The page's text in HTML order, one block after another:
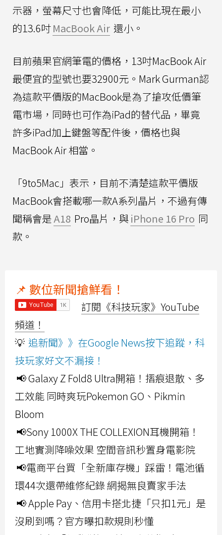
示器，螢幕尺寸也會降低，可能比現在最小
的13.6吋MacBook Air 還小。
目前蘋果官網筆電的價格，13吋MacBook Air
最便宜的型號也要32900元。Mark Gurman認
為這款平價版的MacBook是為了搶攻低價筆
電市場，同時也可作為iPad的替代品，畢竟
許多iPad加上鍵盤等配件後，價格也與
MacBook Air 相當。
「9to5Mac」表示，目前不清楚這款平價版
MacBook會搭載哪一款A系列晶片，不過有傳
聞稱會是A18 Pro晶片，與 iPhone 16 Pro 同
款。
📌 數位新聞搶鮮看！
訂閱《科技玩家》YouTube
頻道！
💡 追新聞》》在Google News按下追蹤，科
技玩家好文不漏接！
📢 Galaxy Z Fold8 Ultra開箱！摺痕退散、多
工效能 同時爽玩Pokemon GO、Pikmin
Bloom
📢Sony 1000X THE COLLEXION耳機開箱！
工地實測降噪效果 空間音訊秒置身電影院
📢電商平台買「全新庫存機」踩雷！電池循
環44次還帶維修紀錄 網揭無良賣家手法
📢 Apple Pay、信用卡搭北捷「只扣1元」是
沒刷到嗎？官方曝扣款規則秒懂